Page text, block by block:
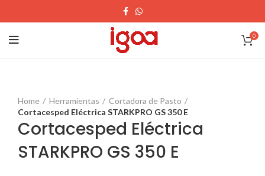
0
Home Herramientas
Cortadora de Pasto
Cortacesped Eléctrica STARKPRO GS 350 E
Cortacesped Eléctrica
STARKPRO GS 350 E